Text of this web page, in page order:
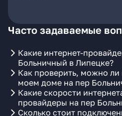
Часто задаваемые
Какие интернет-
Больничный в Липецке?
Как проверить, можно ли
моем доме на пер
Какие скорости
провайдеры на пер
Сколько стоит